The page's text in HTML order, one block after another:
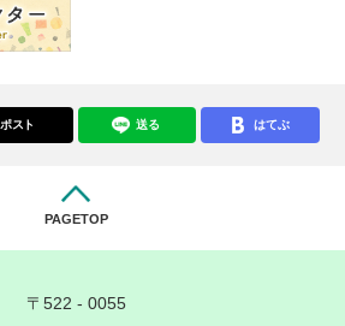
ポスト 送る はてぶ
PAGETOP
〒522 - 0055